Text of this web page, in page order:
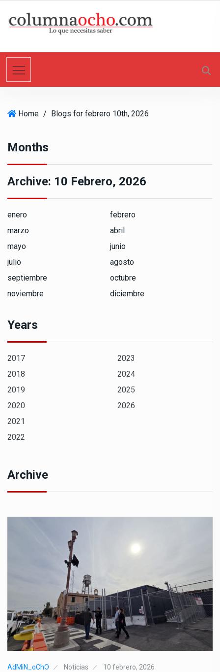
t
Home / Blogs for febrero 10th, 2026
Months
Archive: 10 Febrero, 2026
enero
febrero
marzo
abril
mayo
junio
julio
agosto
septiembre
octubre
noviembre
diciembre
Years
2017
2018
2019
2020
2021
2022
2023
2024
2025
2026
Archive
AdMiN_oChO Noticias 10 febrero, 2026